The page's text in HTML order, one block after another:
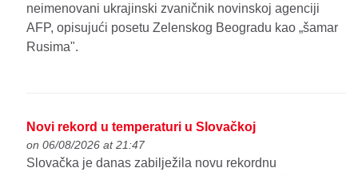
neimenovani ukrajinski zvaničnik novinskoj agenciji
AFP, opisujući posetu Zelenskog Beogradu kao „šamar
Rusima".
Novi rekord u temperaturi u Slovačkoj
on 06/08/2026 at 21:47
Slovačka je danas zabilježila novu rekordnu